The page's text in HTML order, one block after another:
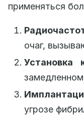
применяться
очаг,
Установка
угрозе